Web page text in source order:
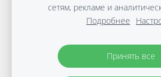
Copyright © Виктории
Материалы защищены
защиты
сетям, рекламе и
Подробнее
Принять все